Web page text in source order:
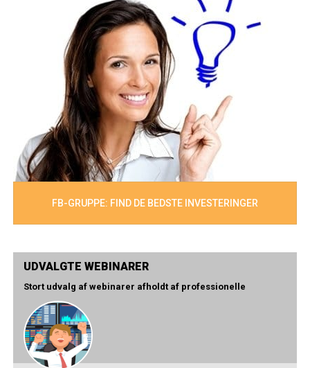
FB-GRUPPE: FIND DE BEDSTE INVESTERINGER
UDVALGTE WEBINARER
Stort udvalg af webinarer afholdt af professionelle